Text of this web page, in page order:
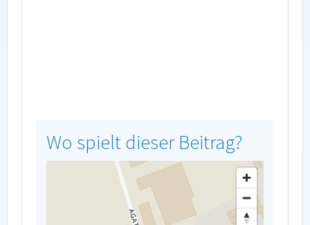
Wo spielt dieser Beitrag?